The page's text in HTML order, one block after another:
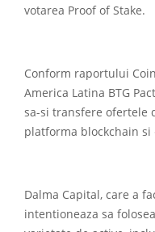
votarea Proof of Stake.
Conform raportului
America Latina BTG
sa-si transfere ofertele
platforma blockchain si
Dalma Capital, care a
intentioneaza sa